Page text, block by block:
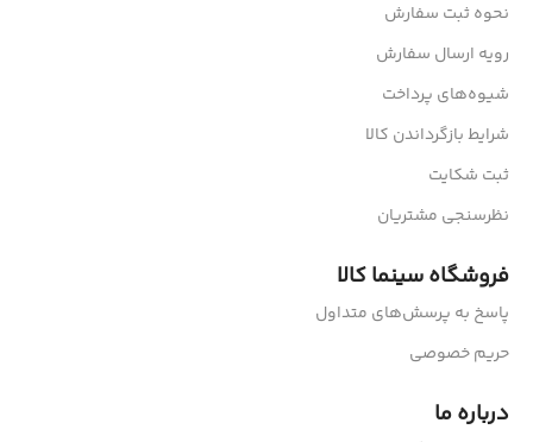
نحوه ثبت سفارش
رویه ارسال سفارش
شیوه‌های پرداخت
شرایط بازگرداندن کالا
ثبت شکایت
نظرسنجی مشتریان
فروشگاه سینما کالا
پاسخ به پرسش‌های متداول
حریم خصوصی
درباره ما